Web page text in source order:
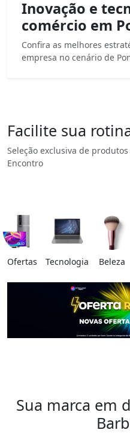
Inovação e
comércio em
Confira as melhores
empresa no cenário de
Facilite sua
Seleção exclusiva de
Encontro
Ofertas Tecnologia Beleza
Sua marca em